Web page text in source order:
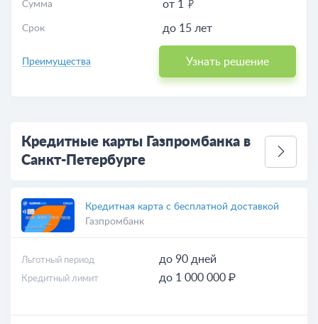
Сумма от 1
Срок до 15 лет
Преимущества Узнать решение
Кредитные карты Газпромбанка в
Санкт-Петербурге
Кредитная карта с бесплатной доставкой
Газпромбанк
Льготный период до 90 дней
Кредитный лимит до 1 000 000 ₽